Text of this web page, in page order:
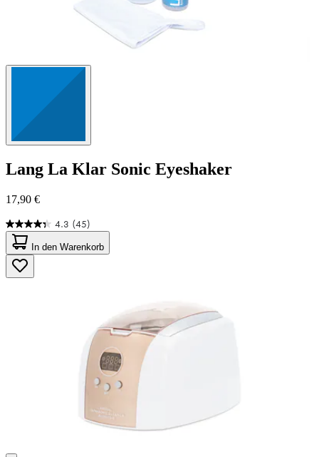
Lang La Klar Sonic Eyeshaker
17,90 €
4.3 (45)
4.3
von
5
Sternen.
45
In den Warenkorb